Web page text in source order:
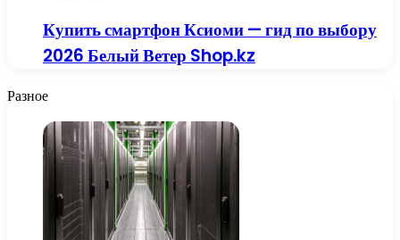
Купить смартфон Ксиоми — гид по выбору
2026 Белый Ветер Shop.kz
Разное